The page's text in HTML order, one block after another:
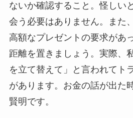
ないか確認すること。怪しい
会う必要はありません。また
高額なプレゼントの要求があ
距離を置きましょう。実際、
を立て替えて」と言われてト
があります。お金の話が出た
賢明です。